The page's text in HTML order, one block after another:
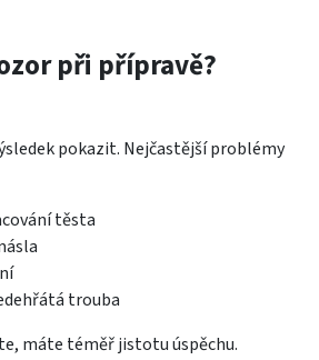
při přípravě?
pokazit. Nejčastější problémy
těsta
trouba
máte téměř jistotu úspěchu.